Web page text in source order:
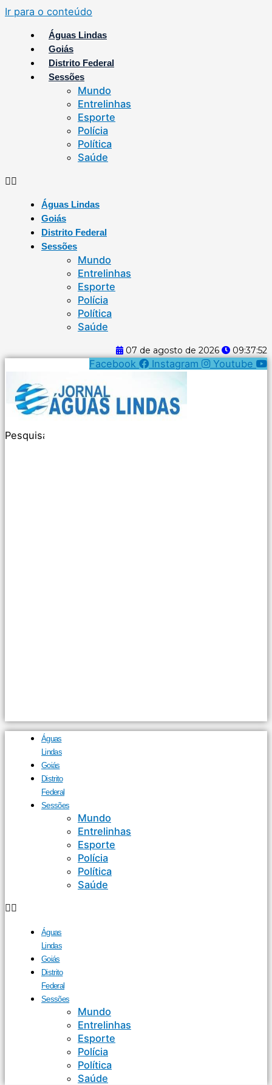
Ir para o conteúdo
Águas Lindas
Goiás
Distrito Federal
Sessões
Mundo
Entrelinhas
Esporte
Polícia
Política
Saúde
Águas Lindas
Goiás
Distrito Federal
Sessões
Mundo
Entrelinhas
Esporte
Polícia
Política
Saúde
07 de agosto de 2026 09:37:53
Facebook Instagram Youtube
Pesquisar
Águas
Lindas
Goiás
Distrito
Federal
Sessões
Mundo
Entrelinhas
Esporte
Polícia
Política
Saúde
Águas
Lindas
Goiás
Distrito
Federal
Sessões
Mundo
Entrelinhas
Esporte
Polícia
Política
Saúde